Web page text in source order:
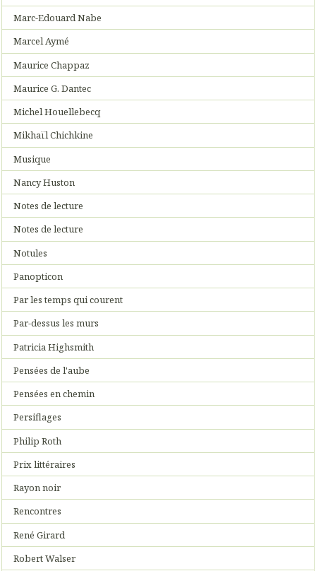
Marc-Edouard Nabe
Marcel Aymé
Maurice Chappaz
Maurice G. Dantec
Michel Houellebecq
Mikhaïl Chichkine
Musique
Nancy Huston
Notes de lecture
Notes de lecture
Notules
Panopticon
Par les temps qui courent
Par-dessus les murs
Patricia Highsmith
Pensées de l'aube
Pensées en chemin
Persiflages
Philip Roth
Prix littéraires
Rayon noir
Rencontres
René Girard
Robert Walser